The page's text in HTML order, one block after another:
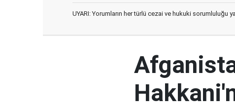
UYARI: Yorumların her türlü cezai ve hukuki sorumluluğu